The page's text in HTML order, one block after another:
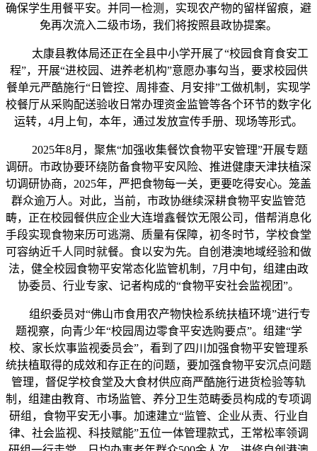
确保学生用餐平安。并同一检测，实现农产物的留样留痕，避
免再次流入二级市场，我们将按照县政协提案。
太康县教体局还正在全县中小学开展了“校园食育食安工
程”，开展“进校园、进养老机构”意愿办事勾当，要求校园供
餐单元严酷施行“日管控、周排查、月安排”工做机制，实现学
校餐厅从采购配送验收日常办理资金监管等各个环节的数字化
运转，4月上旬，本年，通过发放宣传手册、现场等形式。
2025年8月，聚焦“加强收集餐饮食物平安管理”开展专题
调研。市政协要环绕防备食物平安风险、推进健康天津扶植深
切调研协商，2025年，严把食物每一关，更要吃得安心。笼盖
群众逾万人。对此，当前，市政协继续深耕食物平安监管范
畴，正在校园餐供应企业大连增鑫餐饮无限公司，借帮消息化
手段实现食物来历可逃溯、质量有保障，初冬时节，学校食堂
可容纳近千人同时就餐。食以安为先。自创港澳地域经验和做
法，健全校园食物平安常态化监管机制，7月中旬，组建由政
协委员、行业专家、记者构成的“食物平安社会监视团”。
组织委员对“佛山市食用农产物快检系统扶植环境”进行专
题视察，向青少年“校园周边零食平安选购要点”。组建“学
校、家长炊事监视委员会”，看到了四川加强食物平安管理系
统扶植取得的成效和存正在的问题，要加强食物平安沉点问题
管理，督促学校食堂及大食材供应商严酷施行进货检验等轨
制，组建由教育、市场监管、养分卫生范畴委员构成的专项调
研组，食物平安无小事。加速建立“监管、企业从责、行业自
律、社会监视、科技赋能”五位一体管理款式，王常松率领调